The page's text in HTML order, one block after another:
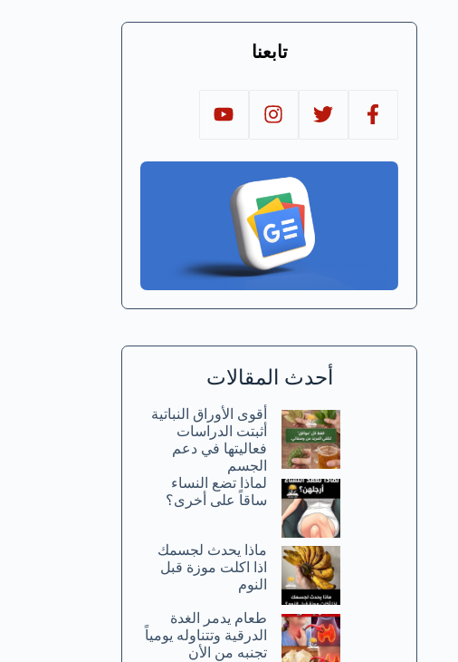
تابعنا
أحدث المقالات
أقوى الأوراق النباتية
أثبتت الدراسات
فعاليتها في دعم
الجسم
لماذا تضع النساء
ساقاً على أخرى؟
ماذا يحدث لجسمك
اذا اكلت موزة قبل
النوم
طعام يدمر الغدة
الدرقية وتتناوله يومياً
تجنبه من الأن